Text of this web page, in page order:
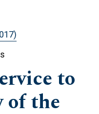
to
of the